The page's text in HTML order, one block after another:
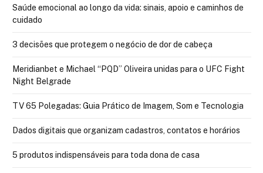
Saúde emocional ao longo da vida: sinais, apoio e caminhos de
cuidado
3 decisões que protegem o negócio de dor de cabeça
Meridianbet e Michael “PQD” Oliveira unidas para o UFC Fight
Night Belgrade
TV 65 Polegadas: Guia Prático de Imagem, Som e Tecnologia
Dados digitais que organizam cadastros, contatos e horários
5 produtos indispensáveis para toda dona de casa